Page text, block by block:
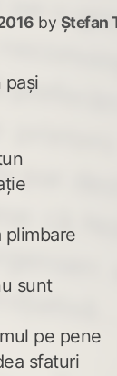
by Ștefan
pași
plimbare
sunt
pe pene
sfaturi